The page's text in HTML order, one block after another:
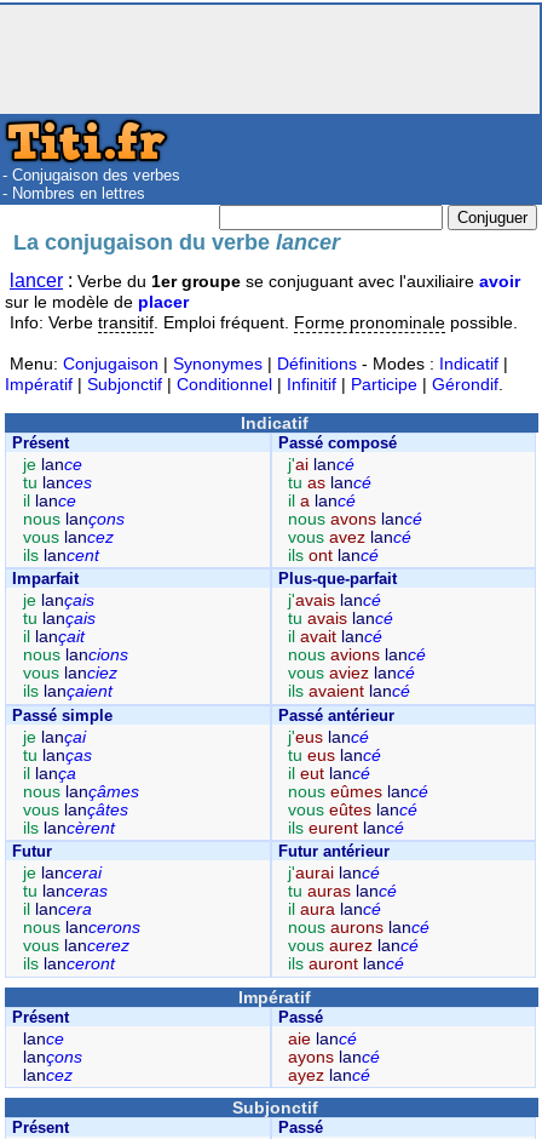
- Conjugaison des verbes
- Nombres en lettres
La conjugaison du verbelancer
lancer : Verbe du 1er groupe se conjuguant avec l'auxiliaire avoir
sur le modèle de placer
Info: Verbe transitif . Emploi fréquent. Forme pronominale possible.
Menu: Conjugaison | Synonymes | Définitions - Modes : Indicatif |
Impératif | Subjonctif | Conditionnel | Infinitif | Participe | Gérondif
Indicatif
Présent
je lance
tu lances
il lance
nous lançons
vous lancez
ils lancent
Passé composé
j'ai lancé
tuas lancé
ila lancé
nousavons lancé
vousavez lancé
ilsont lancé
Imparfait
je lançais
tu lançais
il
lançait
nous lancions
vous lanciez
ils lançaient
Plus-que-parfait
j'avais lancé
tuavais lancé
ilavait lancé
nousavions lancé
vousaviez lancé
ilsavaient lancé
Passé simple
je lançai
tu lanças
il lança
nous lançâmes
vous lançâtes
ils lancèrent
Passé antérieur
j'eus lancé
tueus lancé
ileut lancé
nouseûmes lancé
vouseûtes lancé
ilseurent lancé
Futur
je lancerai
tu lanceras
il
lancera
nous lancerons
vous lancerez
ils lanceront
Futur antérieur
j'aurai lancé
tuauras lancé
ilaura lancé
nousaurons lancé
vousaurez lancé
ilsauront lancé
Impératif
Présent
lance
lançons
lancez
Passé
aie lancé
ayons lancé
ayez lancé
Subjonctif
Présent
Passé